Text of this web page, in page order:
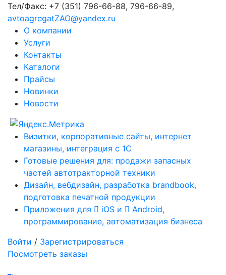
Тел/Факс: +7 (351) 796-66-88, 796-66-89,
avtoagregatZAO@yandex.ru
О компании
Услуги
Контакты
Каталоги
Прайсы
Новинки
Новости
Визитки, корпоративные сайты, интернет
магазины, интеграция с 1С
Готовые решения для: продажи запасных
частей автотракторной техники
Дизайн, вебдизайн, разработка brandbook,
подготовка печатной продукции
Приложения для
iOS и
Android,
программирование, автоматизация бизнеса
Войти / Зарегистрироваться
Посмотреть заказы